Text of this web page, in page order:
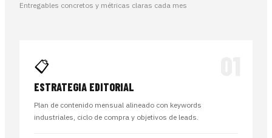
Entregables concretos y métricas claras cada mes
📋
ESTRATEGIA EDITORIAL
Plan de contenido mensual alineado con keywords
industriales, ciclo de compra y objetivos de leads.